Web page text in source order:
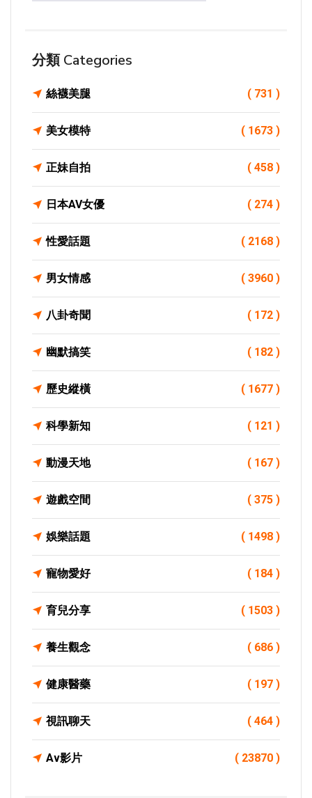
分類 Categories
絲襪美腿 ( 731 )
美女模特 ( 1673 )
正妹自拍 ( 458 )
日本AV女優 ( 274 )
性愛話題 ( 2168 )
男女情感 ( 3960 )
八卦奇聞 ( 172 )
幽默搞笑 ( 182 )
歷史縱橫 ( 1677 )
科學新知 ( 121 )
動漫天地 ( 167 )
遊戲空間 ( 375 )
娛樂話題 ( 1498 )
寵物愛好 ( 184 )
育兒分享 ( 1503 )
養生觀念 ( 686 )
健康醫藥 ( 197 )
視訊聊天 ( 464 )
Av影片 ( 23870 )